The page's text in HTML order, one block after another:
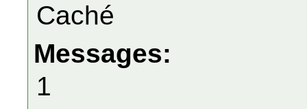
Caché
Messages:
1